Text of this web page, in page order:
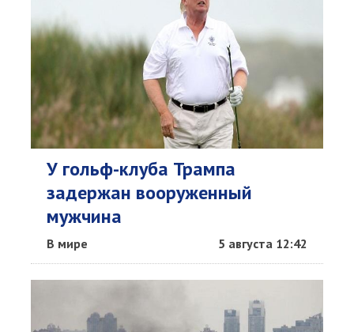
У гольф-клуба Трампа
задержан вооруженный
мужчина
В мире 5 августа 12:42